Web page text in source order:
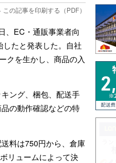
この記事を印刷する（PDF）
、EC・通販事業者向
たと発表した。自社
クを生かし、商品の入
ング、梱包、配送手
の動作確認などの特
料は750円から、倉庫
リュームによって決